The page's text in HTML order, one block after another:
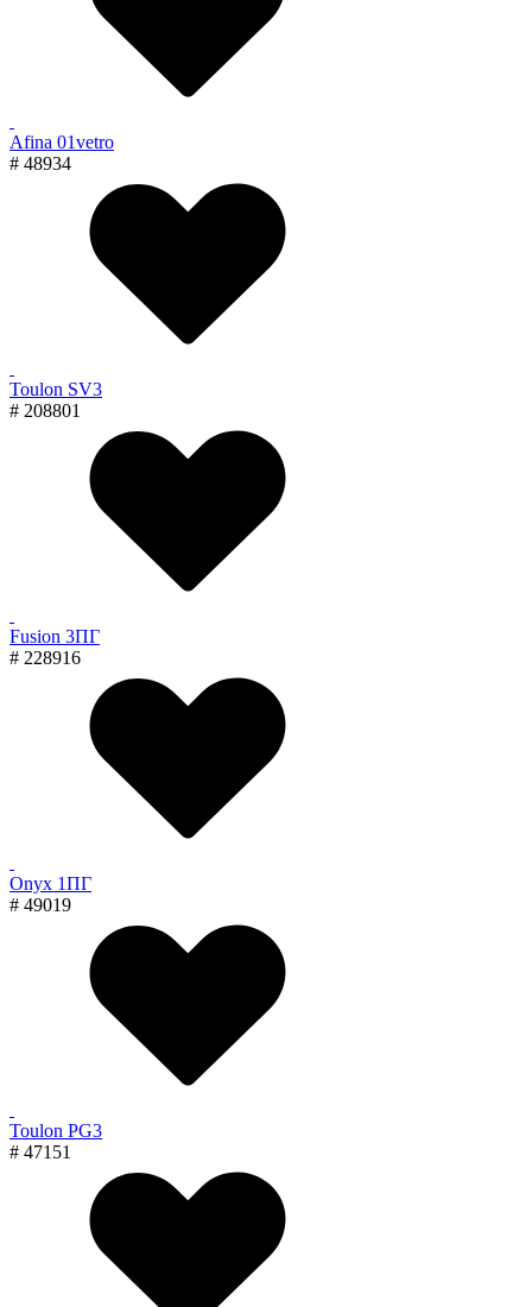
Afina 01vetro
# 48934
Toulon SV3
# 208801
Fusion 3ПГ
# 228916
Onyx 1ПГ
# 49019
Toulon PG3
# 47151